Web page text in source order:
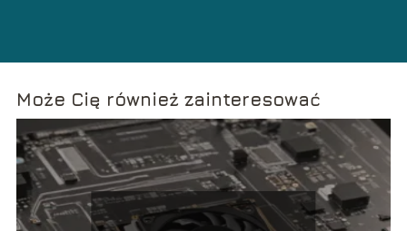
Może Cię również zainteresować